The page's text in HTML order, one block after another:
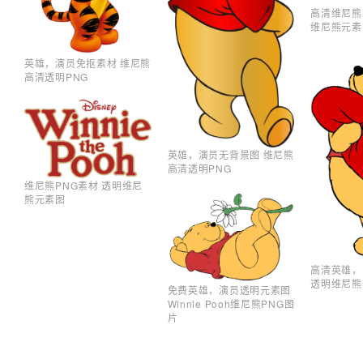
英雄，演员免抠素材 维尼熊
高清透明PNG
维尼熊PNG素材 透明维尼
熊元素图
英雄，演员无背景图 维尼熊
高清透明PNG
免费英雄，演员透明元素图
Winnie Pooh维尼熊PNG图
片
高清维尼
维尼熊元
高清英雄
透明维尼